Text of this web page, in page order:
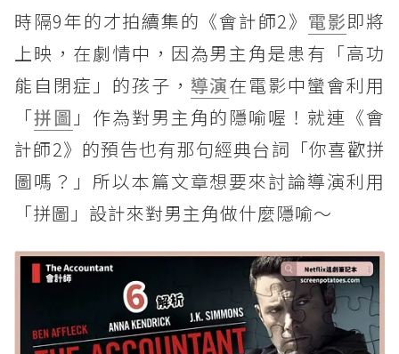
時隔9年的才拍續集的《會計師2》 電影即將
上映，在劇情中，因為男主角是患有「高功
能自閉症」的孩子， 導演在電影中蠻會利用
「拼圖 」作為對男主角的隱喻喔！就連《會
計師2》的預告也有那句經典台詞「你喜歡拼
圖嗎？」所以本篇文章想要來討論導演利用
「拼圖」設計來對男主角做什麼隱喻～